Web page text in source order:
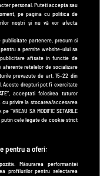
AntenaPLAY
personal. Puteți accepta sau
pe pagina cu politica de
noștri și nu vă vor afecta
partenere, precum si
a permite website-ului sa
afisate in functie de
retelelor de socializare
prevazute de art. 15-22 din
Aceste drepturi pot fi exercitate
acceptati folosirea tuturor
cu privire la stocarea/accesarea
SA MODIFIC SETARILE
putin cele legate de cookie strict
pentru a oferi:
Măsurarea performanței
profilurilor pentru selectarea